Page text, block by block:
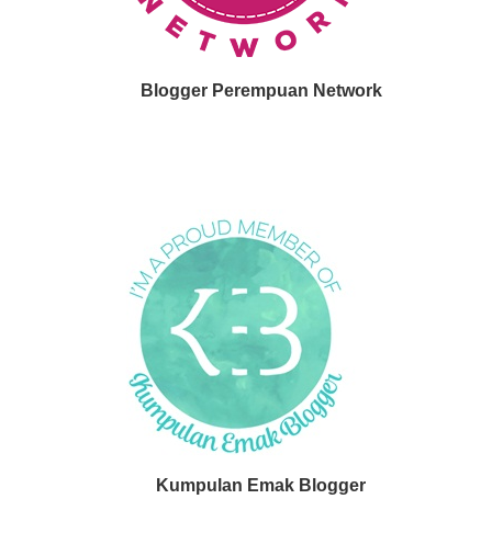
Blogger Perempuan Network
Kumpulan Emak Blogger